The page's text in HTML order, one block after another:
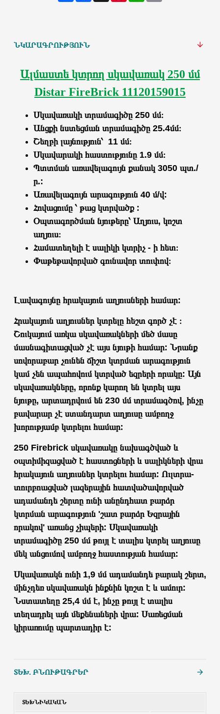
ՆԿԱՐԱԳՐՈՒԹՅՈՒՆ
Ալմաստե կտրող սկավառակ 250 մմ
Distar FireBrick 11120159015
Սկավառակի տրամագիծը 250 մմ։
Անցքի նստեցման տրամագիծը 25.4մմ։
Շեղբի լայնություն՝ 11 մմ։
Սկավարակի հաստությունը 1.9 մմ։
Պտտման առավելագույն քանակ 3050 պտ./
ր.:
Առավելագույն արագություն 40 մ/վ:
Հովացումը ՝ թաց կտրվածք:
Օպտագործման նյութերը՝ Աղյուս, կոշտ
աղյուս։
Համատեղելի է սալիկի կտրիչ - ի հետ։
Փաթեթավորված գունավոր տուփով։
Լավագույնը հրակայուն աղյուսների համար:
Հրակայուն աղյուսներ կտրելը հեշտ գործ չէ ։
Շուկայում առկա սկավառակների մեծ մասը
մասնագիտացված չէ այս նյութի համար: Նրանք
սովորաբար չունեն ճիշտ կտրման արագություն
կամ չեն ապահովում կտրված եզրերի որակը: Այն
սկավառակները, որոնք կարող են կտրել այս
նյութը, արտադրվում են 230 մմ տրամագծով, ինչը
բավարար չէ ստանդարտ աղյուսը ամբողջ
խորությամբ կտրելու համար:
250 Firebrick սկավառակը նախագծված և
օպտիմիզացված է հաստոցների և սալիկների վրա
հրակայուն աղյուսներ կտրելու համար: Ուլտրա-
տուրբոացված լազերային հատվածավորված
ադամանդե շերտը ունի անընդհատ բարձր
կտրման արագություն 'շատ բարձր Եզրային
որակով' առանց չիպերի: Սկավառակի
տրամագիծը 250 մմ թույլ է տալիս կտրել աղյուսը
մեկ անցումով ամբողջ հաստության համար:
Սկավառակն ունի 1,9 մմ ադամանդե բարակ շերտ,
մինչդեռ սկավառակն ինքնին կոշտ է և ամուր:
Նստատեղը 25,4 մմ է, ինչը թույլ է տալիս
տեղադրել այն մեքենաների վրա: Սառեցման
կիրառումը պարտադիր է:
ՏԵԽ. ԲՆՈՒԹԱԳՐԵՐ
ՏԵԽՆԻԿԱԿԱՆ